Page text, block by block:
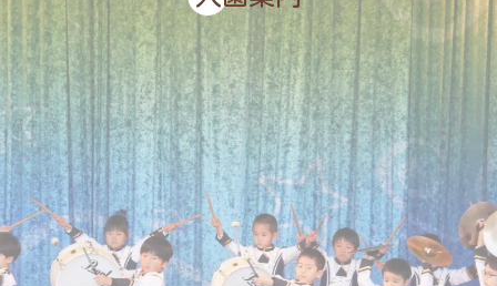
入園希望の方へ 未就園児クラス